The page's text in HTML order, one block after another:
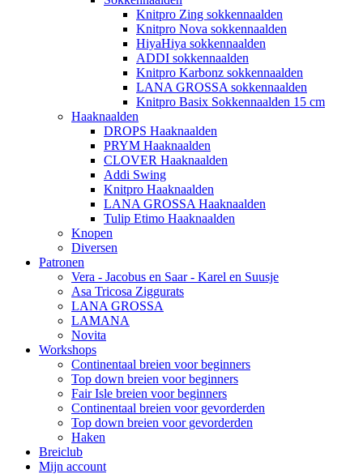
Knitpro Zing sokkennaalden
Knitpro Nova sokkennaalden
HiyaHiya sokkennaalden
ADDI sokkennaalden
Knitpro Karbonz sokkennaalden
LANA GROSSA sokkennaalden
Knitpro Basix Sokkennaalden 15 cm
Haaknaalden
DROPS Haaknaalden
PRYM Haaknaalden
CLOVER Haaknaalden
Addi Swing
Knitpro Haaknaalden
LANA GROSSA Haaknaalden
Tulip Etimo Haaknaalden
Knopen
Diversen
Patronen
Vera - Jacobus en Saar - Karel en Suusje
Asa Tricosa Ziggurats
LANA GROSSA
LAMANA
Novita
Workshops
Continentaal breien voor beginners
Top down breien voor beginners
Fair Isle breien voor beginners
Continentaal breien voor gevorderden
Top down breien voor gevorderden
Haken
Breiclub
Mijn account